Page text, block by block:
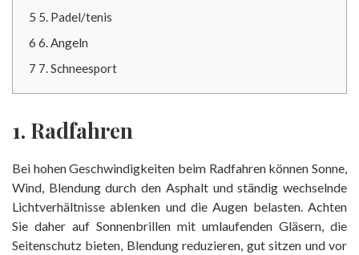
5 5. Padel/tenis
6 6. Angeln
7 7. Schneesport
1. Radfahren
Bei hohen Geschwindigkeiten beim Radfahren können Sonne,
Wind, Blendung durch den Asphalt und ständig wechselnde
Lichtverhältnisse ablenken und die Augen belasten. Achten
Sie daher auf Sonnenbrillen mit umlaufenden Gläsern, die
Seitenschutz bieten, Blendung reduzieren, gut sitzen und vor